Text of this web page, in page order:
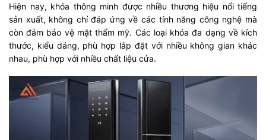
Hiện nay, khóa thông minh được nhiều thương hiệu nổi tiếng
sản xuất, không chỉ đáp ứng về các tính năng công nghệ mà
còn đảm bảo vệ mặt thẩm mỹ. Các loại khóa đa dạng về kích
thước, kiểu dáng, phù hợp lắp đặt với nhiều không gian khác
nhau, phù hợp với nhiều chất liệu cửa.